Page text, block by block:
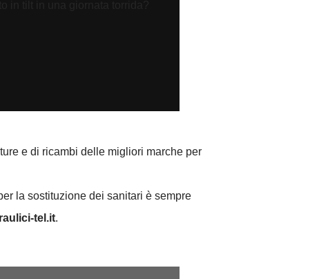
e di ricambi delle migliori marche per
la sostituzione dei sanitari è sempre
tel.it.